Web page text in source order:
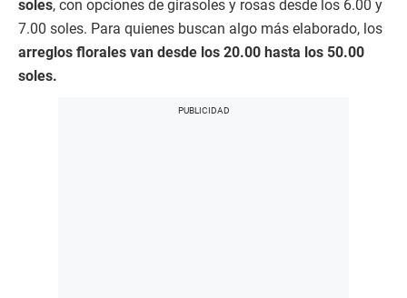
soles, con opciones de girasoles y rosas desde los 6.00 y
7.00 soles. Para quienes buscan algo más elaborado, los
arreglos florales van desde los 20.00 hasta los 50.00
soles.